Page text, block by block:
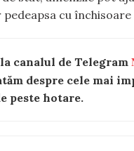
pedeapsa cu închisoare
canalul de Telegram
despre cele mai
peste hotare.